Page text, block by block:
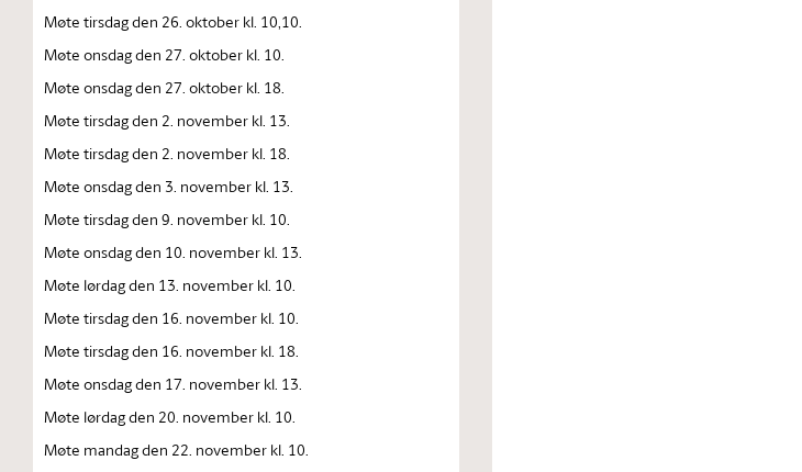
Møte tirsdag den 26. oktober kl. 10,10.
Møte onsdag den 27. oktober kl. 10.
Møte onsdag den 27. oktober kl. 18.
Møte tirsdag den 2. november kl. 13.
Møte tirsdag den 2. november kl. 18.
Møte onsdag den 3. november kl. 13.
Møte tirsdag den 9. november kl. 10.
Møte onsdag den 10. november kl. 13.
Møte lørdag den 13. november kl. 10.
Møte tirsdag den 16. november kl. 10.
Møte tirsdag den 16. november kl. 18.
Møte onsdag den 17. november kl. 13.
Møte lørdag den 20. november kl. 10.
Møte mandag den 22. november kl. 10.